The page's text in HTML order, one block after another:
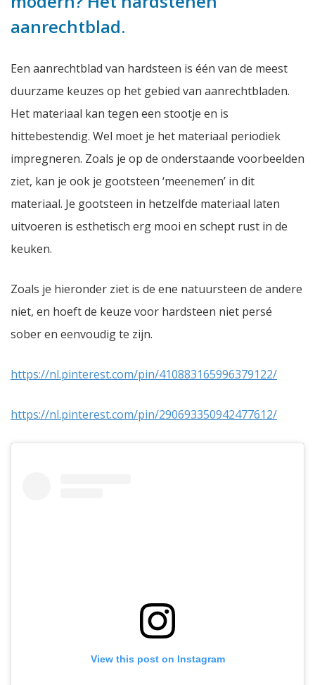
aanrechtblad.
Een aanrechtblad van hardsteen is één van de meest
duurzame keuzes op het gebied van aanrechtbladen.
Het materiaal kan tegen een stootje en is
hittebestendig. Wel moet je het materiaal periodiek
impregneren. Zoals je op de onderstaande voorbeelden
ziet, kan je ook je gootsteen ‘meenemen’ in dit
materiaal. Je gootsteen in hetzelfde materiaal laten
uitvoeren is esthetisch erg mooi en schept rust in de
keuken.
Zoals je hieronder ziet is de ene natuursteen de andere
niet, en hoeft de keuze voor hardsteen niet persé
sober en eenvoudig te zijn.
https://nl.pinterest.com/pin/410883165996379122/
https://nl.pinterest.com/pin/290693350942477612/
View this post on Instagram